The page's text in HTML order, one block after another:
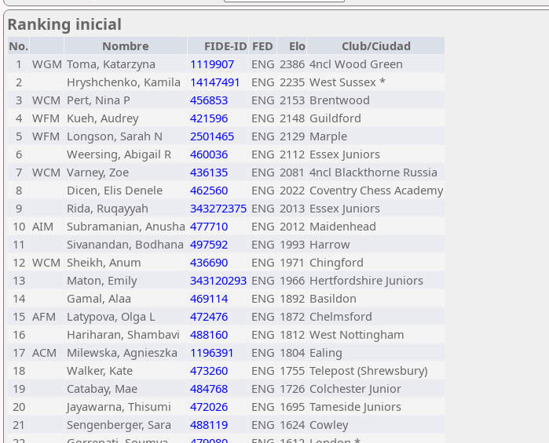
Ranking inicial
No. Nombre FIDE-ID FED Elo
Club/Ciudad
1
WGM Toma, Katarzyna 1119907 ENG 2386 4ncl Wood Green
2
Hryshchenko, Kamila 14147491 ENG 2235 West Sussex *
3
WCM Pert, Nina P 456853 ENG 2153 Brentwood
4
WFM Kueh, Audrey 421596 ENG 2148 Guildford
5
WFM Longson, Sarah N 2501465 ENG 2129 Marple
6
Weersing, Abigail R 460036 ENG 2112 Essex Juniors
7
WCM Varney, Zoe 436135 ENG 2081 4ncl Blackthorne Russia
8
Dicen, Elis Denele 462560 ENG 2022 Coventry Chess Academy
9
Rida, Ruqayyah 343272375 ENG 2013 Essex Juniors
10 AIM Subramanian, Anusha 477710 ENG 2012 Maidenhead
11
Sivanandan, Bodhana 497592 ENG 1993 Harrow
12 WCM Sheikh, Anum 436690 ENG 1971 Chingford
13
Maton, Emily 343120293 ENG 1966 Hertfordshire Juniors
14
Gamal, Alaa 469114 ENG 1892 Basildon
15 AFM Latypova, Olga L 472476 ENG 1872 Chelmsford
16
Hariharan, Shambavi 488160 ENG 1812 West Nottingham
17 ACM Milewska, Agnieszka 1196391 ENG 1804 Ealing
18
Walker, Kate 473260 ENG 1755 Telepost (Shrewsbury)
19
Catabay, Mae 484768 ENG 1726 Colchester Junior
20
Jayawarna, Thisumi 472026 ENG 1695 Tameside Juniors
21
Sengenberger, Sara 488119 ENG 1624 Cowley